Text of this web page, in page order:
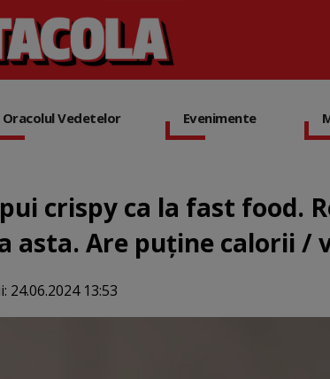
Oracolul Vedetelor Evenimente
crispy ca la fast food.
asta. Are puține calorii /
24.06.2024 13:53